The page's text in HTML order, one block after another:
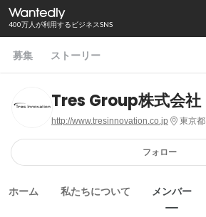
400万人が利用するビジネスSNS
募集 ストーリー
Tres Group株式会社
http://www.tresinnovation.co.jp 東京都
フォロー
ホーム 私たちについて メンバー